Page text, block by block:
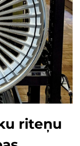
riteņu